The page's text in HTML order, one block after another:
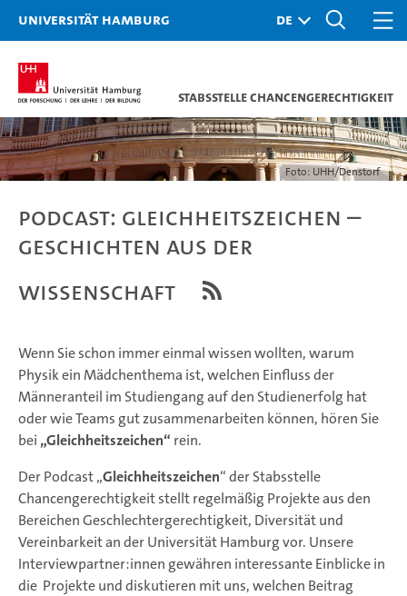
Universität Hamburg
Stabsstelle Chancengerechtigkeit
Foto: UHH/Denstorf
Podcast: Gleichheitszeichen –
Geschichten aus der
Wissenschaft
Wenn Sie schon immer einmal wissen wollten, warum
Physik ein Mädchenthema ist, welchen Einfluss der
Männeranteil im Studiengang auf den Studienerfolg hat
oder wie Teams gut zusammenarbeiten können, hören Sie
bei „Gleichheitszeichen“ rein.
Der Podcast „Gleichheitszeichen“ der Stabsstelle
Chancengerechtigkeit stellt regelmäßig Projekte aus den
Bereichen Geschlechtergerechtigkeit, Diversität und
Vereinbarkeit an der Universität Hamburg vor. Unsere
Interviewpartner:innen gewähren interessante Einblicke in
die Projekte und diskutieren mit uns, welchen Beitrag